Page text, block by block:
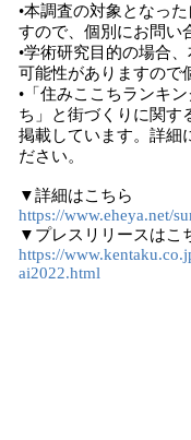
•本調査の対象となっ
すので、個別にお問い
•学術研究目的の場合
可能性がありますので
•「住みここちランキ
ち」と街づくりに関す
掲載しています。詳細
ださい。
▼詳細はこちら
https://www.eheya.net/
▼プレスリリースはこ
https://
ai2022.html